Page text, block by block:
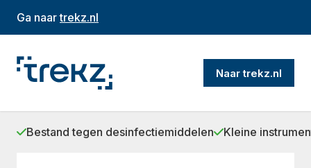
Ga naartrekz.nl
Naar trekz.nl
Bestand tegen desinfectiemiddelen Kleine